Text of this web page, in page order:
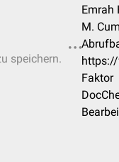
speichern.
Emrah
M.
Faktor